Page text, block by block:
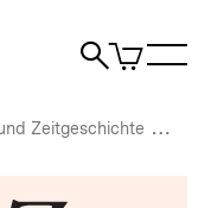
Suche
Artikel
im
Zeitgeschichte